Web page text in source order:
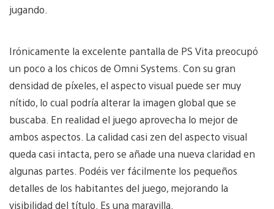
jugando.
Irónicamente la excelente pantalla de PS Vita preocupó
un poco a los chicos de Omni Systems. Con su gran
densidad de píxeles, el aspecto visual puede ser muy
nítido, lo cual podría alterar la imagen global que se
buscaba. En realidad el juego aprovecha lo mejor de
ambos aspectos. La calidad casi zen del aspecto visual
queda casi intacta, pero se añade una nueva claridad en
algunas partes. Podéis ver fácilmente los pequeños
detalles de los habitantes del juego, mejorando la
visibilidad del título. Es una maravilla.